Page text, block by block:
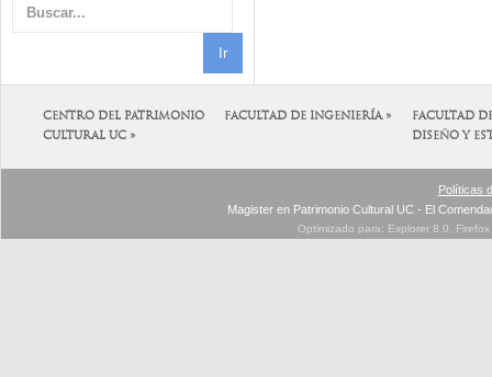
CENTRO DEL PATRIMONIO
CULTURAL UC »
FACULTAD DE INGENIERÍA »
FACULTAD
DISEÑO Y
Políticas
Magister en Patrimonio Cultural UC - El
Optimizado para: Explorer 8.0,